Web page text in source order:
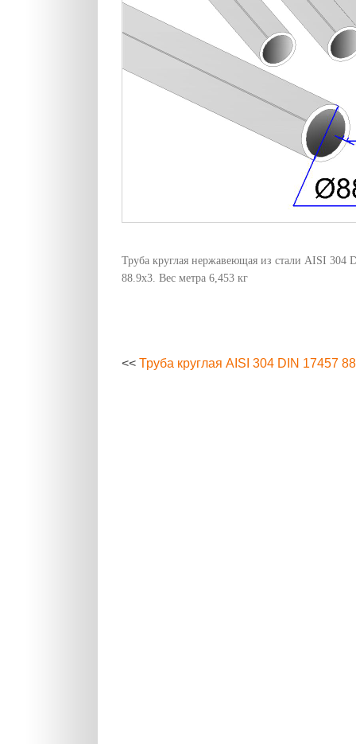
Труба круглая нержавеющая из стали AISI 304
88.9х3. Вес метра 6,453 кг
<< Труба круглая AISI 304 DIN 17457